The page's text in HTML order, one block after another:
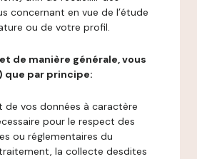
concernant en vue de l’étude
ou de votre profil.
de manière générale, vous
que par principe:
vos données à caractère
pour le respect des
ou réglementaires du
la collecte desdites